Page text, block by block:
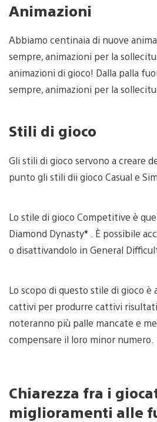
Animazioni
Abbiamo centinaia di nuove
sempre, animazioni per la
animazioni di gioco! Dalla palla
sempre, animazioni per la
Stili di gioco
Gli stili di gioco servono a creare
punto gli stili dii gioco Casual e
Lo stile di gioco Competitive è
Diamond Dynasty* . È possibile
o disattivandolo in General
Lo scopo di questo stile di gioco
cattivi per produrre cattivi
noteranno più palle mancate e
compensare il loro minor numero.
Chiarezza fra i
miglioramenti alle